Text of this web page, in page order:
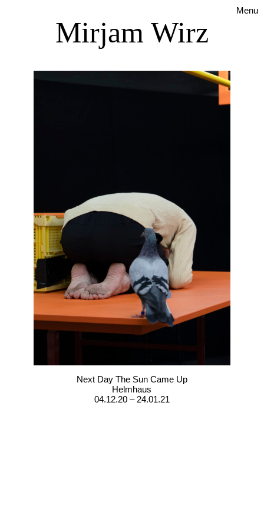
Menu
Mirjam Wirz
Next Day The Sun Came Up
Helmhaus
04.12.20 – 24.01.21